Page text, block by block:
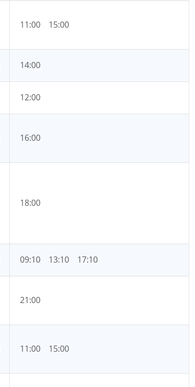
11:00 15:00
14:00
12:00
16:00
18:00
09:10 13:10 17:10
21:00
11:00 15:00